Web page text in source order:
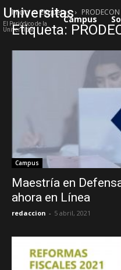
Universitas
El Periódico de la
Universidad
Campus
Inicio Etiquetas PRODECON
Etiqueta:
Campus
Maestría en
ahora en Línea
redaccion - 5 abril, 2021